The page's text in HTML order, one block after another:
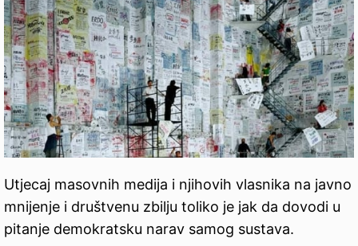
Utjecaj masovnih medija i njihovih vlasnika na javno
mnijenje i društvenu zbilju toliko je jak da dovodi u
pitanje demokratsku narav samog sustava.